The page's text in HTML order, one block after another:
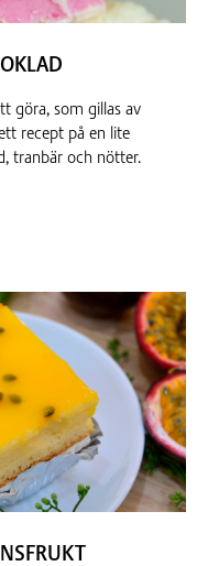
göra, som gillas av
recept på en lite
tranbär och nötter.